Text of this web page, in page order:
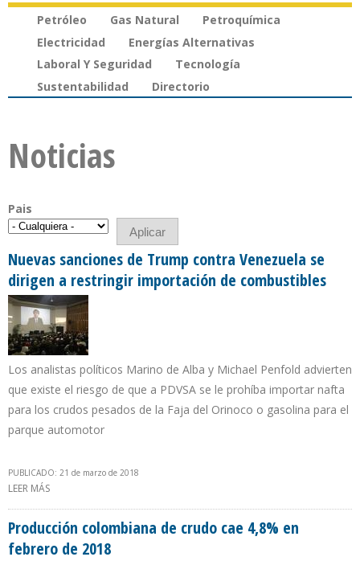
Petróleo Gas Natural
Petroquímica
Electricidad
Energías Alternativas
Laboral Y Seguridad
Tecnología
Sustentabilidad
Directorio
Noticias
Pais
Nuevas sanciones de Trump contra Venezuela se
dirigen a restringir importación de combustibles
Los analistas políticos Marino de Alba y Michael Penfold advierten
que existe el riesgo de que a PDVSA se le prohíba importar nafta
para los crudos pesados de la Faja del Orinoco o gasolina para el
parque automotor
PUBLICADO: 21 de marzo de 2018
LEER MÁS
Producción colombiana de crudo cae 4,8% en
febrero de 2018